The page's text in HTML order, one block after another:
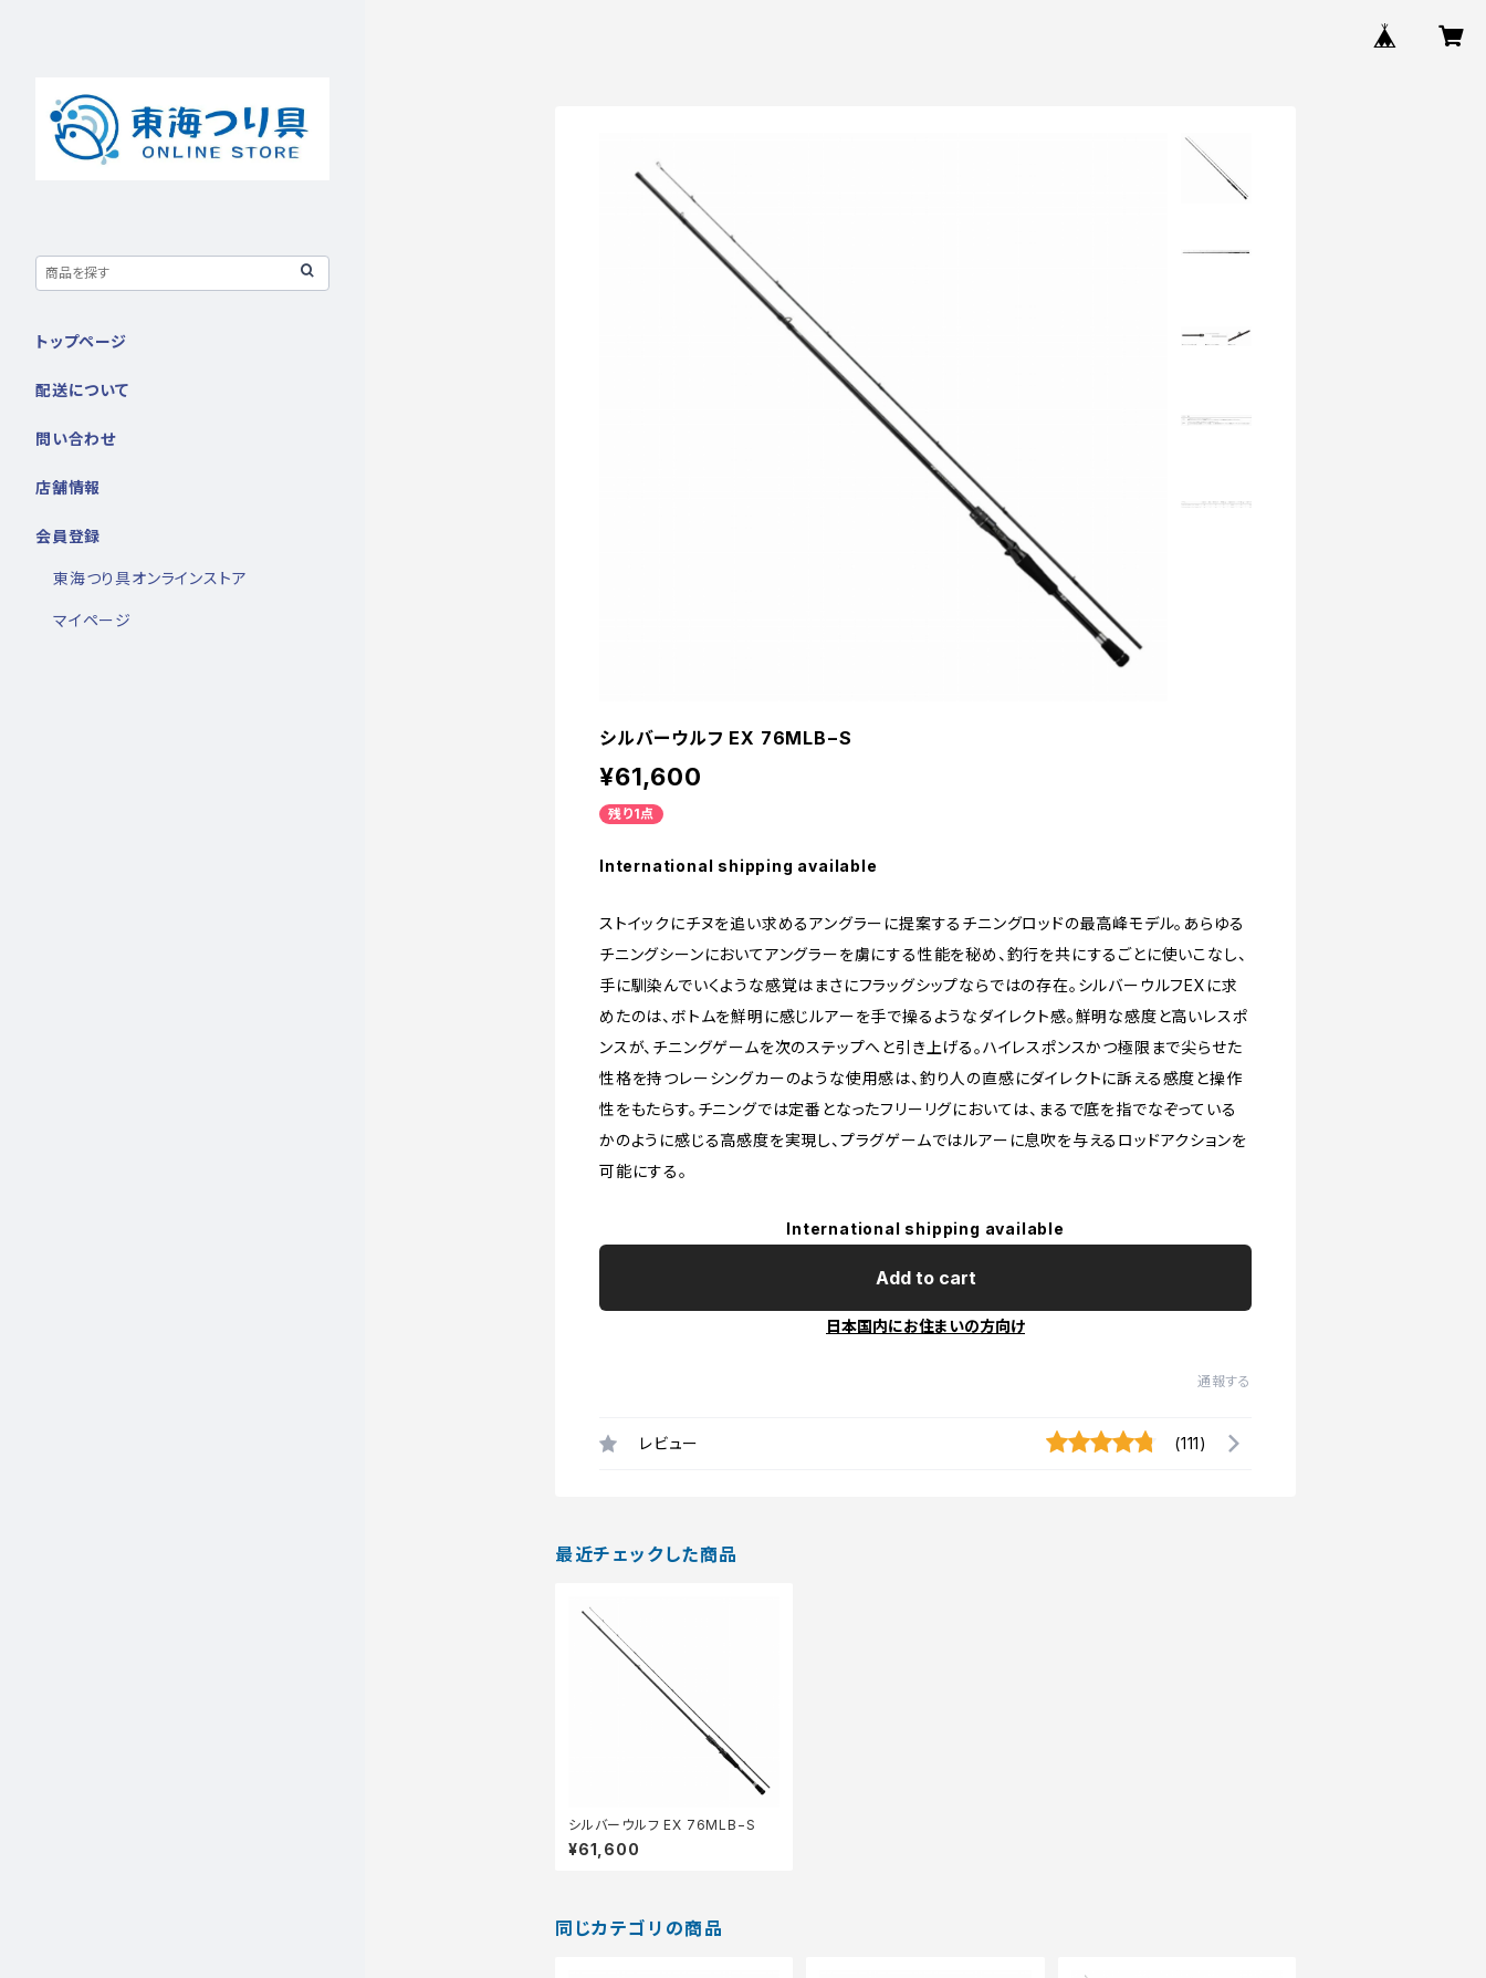
シルバーウルフ EX 76MLB−S
¥61,600
残り1点
International shipping available
ストイックにチヌを追い求めるアングラーに提案するチニングロッドの最高峰モデル。あらゆる
チニングシーンにおいてアングラーを虜にする性能を秘め、釣行を共にするごとに使いこなし、
手に馴染んでいくような感覚はまさにフラッグシップならではの存在。シルバーウルフEXに求
めたのは、ボトムを鮮明に感じルアーを手で操るようなダイレクト感。鮮明な感度と高いレスポ
ンスが、チニングゲームを次のステップへと引き上げる。ハイレスポンスかつ極限まで尖らせた
性格を持つレーシングカーのような使用感は、釣り人の直感にダイレクトに訴える感度と操作
性をもたらす。チニングでは定番となったフリーリグにおいては、まるで底を指でなぞっている
かのように感じる高感度を実現し、プラグゲームではルアーに息吹を与えるロッドアクションを
可能にする。
International shipping available
Add to cart
日本国内にお住まいの方向け
通報する
レビュー (111)
最近チェックした商品
シルバーウルフ EX 76MLB−S
¥61,600
同じカテゴリの商品
トップページ
配送について
問い合わせ
店舗情報
会員登録
東海つり具オンラインストア
マイページ